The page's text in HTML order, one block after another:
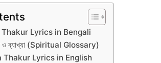
Lyrics in Bengali
ও ব্যাখ্যা (Spiritual Glossary)
Thakur Lyrics in English